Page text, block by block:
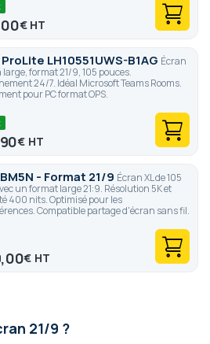
€
LH10551UWS-B1AG Écran
large, format 21/9, 105 pouces.
24/7. Idéal Microsoft Teams Rooms.
pour PC format OPS.
€
- Format 21/9 Écran XL de 105
un format large 21:9. Résolution 5K et
400 nits. Optimisé pour les
Compatible partage d'écran sans fil.
€
21/9 ?